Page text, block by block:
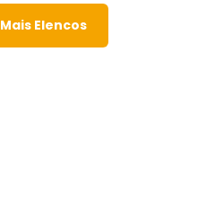
Mais Elencos